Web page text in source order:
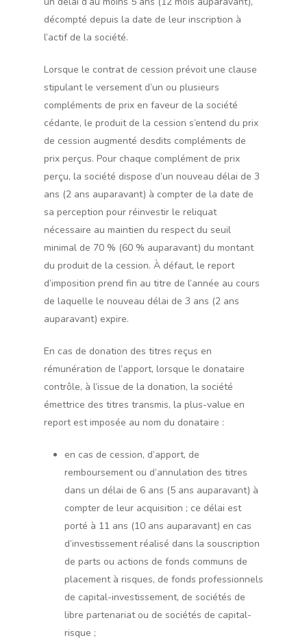
décompté depuis la date de leur inscription à
l’actif de la société.
Lorsque le contrat de cession prévoit une clause
stipulant le versement d’un ou plusieurs
compléments de prix en faveur de la société
cédante, le produit de la cession s’entend du prix
de cession augmenté desdits compléments de
prix perçus. Pour chaque complément de prix
perçu, la société dispose d’un nouveau délai de 3
ans (2 ans auparavant) à compter de la date de
sa perception pour réinvestir le reliquat
nécessaire au maintien du respect du seuil
minimal de 70 % (60 % auparavant) du montant
du produit de la cession. À défaut, le report
d’imposition prend fin au titre de l’année au cours
de laquelle le nouveau délai de 3 ans (2 ans
auparavant) expire.
En cas de donation des titres reçus en
rémunération de l’apport, lorsque le donataire
contrôle, à l’issue de la donation, la société
émettrice des titres transmis, la plus-value en
report est imposée au nom du donataire :
en cas de cession, d’apport, de
remboursement ou d’annulation des titres
dans un délai de 6 ans (5 ans auparavant) à
compter de leur acquisition ; ce délai est
porté à 11 ans (10 ans auparavant) en cas
d’investissement réalisé dans la souscription
de parts ou actions de fonds communs de
placement à risques, de fonds professionnels
de capital-investissement, de sociétés de
libre partenariat ou de sociétés de capital-
risque ;